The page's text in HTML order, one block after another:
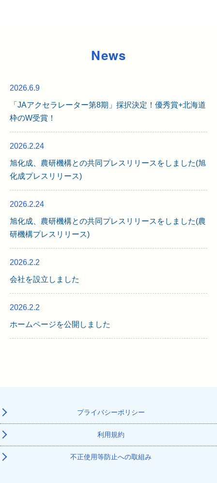
News
2026.6.9
「JAアクセラレーター第8期」採択決定！優秀賞+北海道
枠のW受賞！
2026.2.24
旭化成、農研機構との共同プレスリリースをしました(旭
化成プレスリリース)
2026.2.24
旭化成、農研機構との共同プレスリリースをしました(農
研機構プレスリリース)
2026.2.2
会社を設立しました
2026.2.2
ホームページを公開しました
プライバシーポリシー
利用規約
不正使用等防止への取組み